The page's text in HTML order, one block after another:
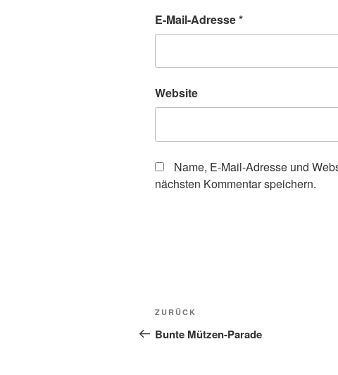
E-Mail-Adresse*
Website
Name, E-Mail-Adresse und
nächsten Kommentar speichern.
Beitragsnavigation
Vorheriger
Beitrag
ZURÜCK
Bunte Mützen-Parade